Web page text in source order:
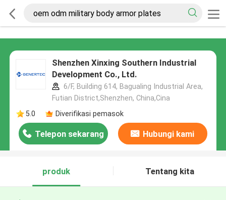
Shenzhen Xinxing Southern Industrial
Development Co., Ltd.
6/F, Building 614, Bagualing Industrial Area,
Futian District,Shenzhen, China,Cina
5.0
Diverifikasi pemasok
Telepon sekarang Hubungi kami
produk Tentang kita